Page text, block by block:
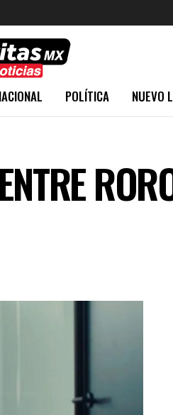
POLÍTICA NUEVO